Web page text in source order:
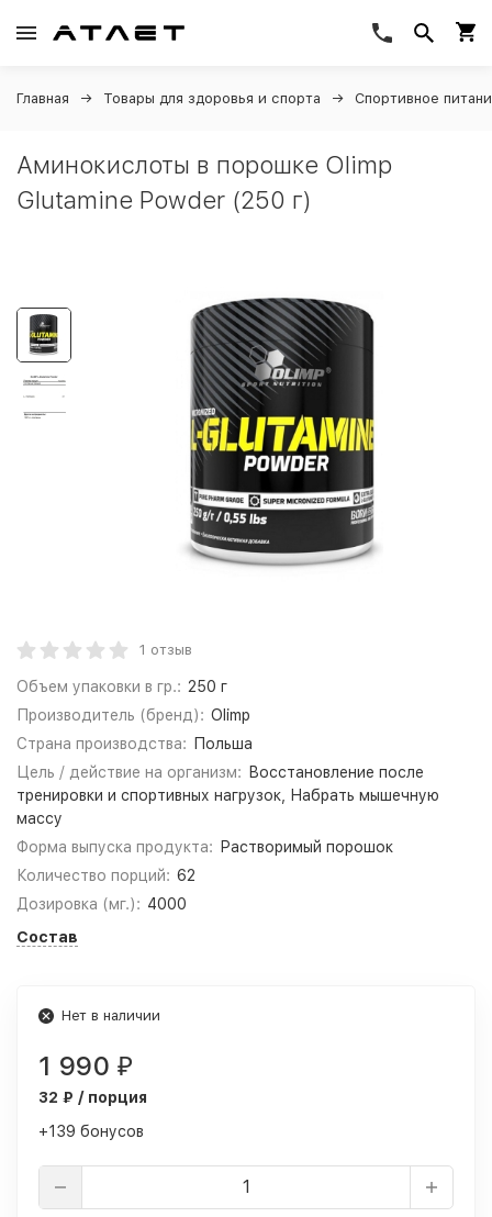
Главная Товары для здоровья и спорта Спортивное
Аминокислоты в порошке Olimp
Glutamine Powder (250 г)
1 отзыв
Объем упаковки в гр.: 250 г
Производитель (бренд): Olimp
Страна производства:
Польша
Цель / действие на организм:
Восстановление после
тренировки и спортивных нагрузок, Набрать мышечную
массу
Форма выпуска продукта:
Растворимый порошок
Количество порций: 62
Дозировка (мг.): 4000
Состав
Нет в наличии
1 990 ₽
32 ₽ / порция
+139 бонусов